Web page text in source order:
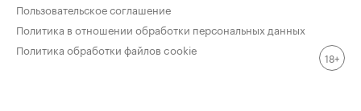
Пользовательское соглашение
Политика в отношении обработки персональных данных
Политика обработки файлов cookie
18+